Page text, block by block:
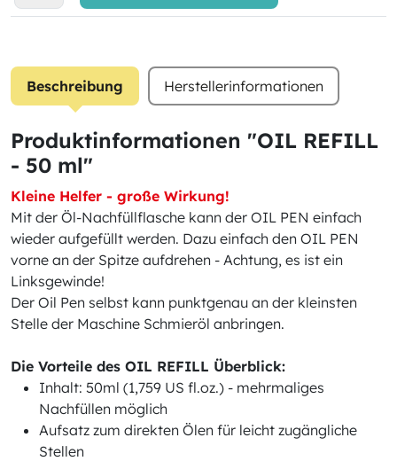
Beschreibung Herstellerinformationen
Produktinformationen "OIL REFILL
- 50 ml"
Kleine Helfer - große Wirkung!
Mit der Öl-Nachfüllflasche kann der OIL PEN einfach
wieder aufgefüllt werden. Dazu einfach den OIL PEN
vorne an der Spitze aufdrehen - Achtung, es ist ein
Linksgewinde!
Der Oil Pen selbst kann punktgenau an der kleinsten
Stelle der Maschine Schmieröl anbringen.
Die Vorteile des OIL REFILL Überblick:
Inhalt: 50ml (1,759 US fl.oz.) - mehrmaliges
Nachfüllen möglich
Aufsatz zum direkten Ölen für leicht zugängliche
Stellen